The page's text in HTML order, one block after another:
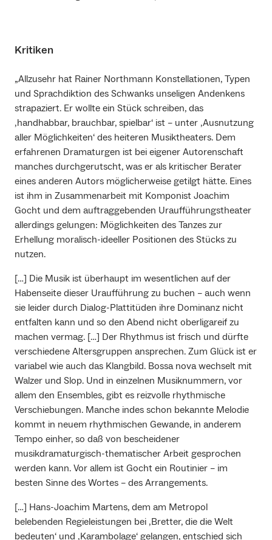
Kritiken
„Allzusehr hat Rainer Northmann Konstellationen, Typen
und Sprachdiktion des Schwanks unseligen Andenkens
strapaziert. Er wollte ein Stück schreiben, das
‚handhabbar, brauchbar, spielbar‘ ist – unter ‚Ausnutzung
aller Möglichkeiten‘ des heiteren Musiktheaters. Dem
erfahrenen Dramaturgen ist bei eigener Autorenschaft
manches durchgerutscht, was er als kritischer Berater
eines anderen Autors möglicherweise getilgt hätte. Eines
ist ihm in Zusammenarbeit mit Komponist Joachim
Gocht und dem auftraggebenden Uraufführungstheater
allerdings gelungen: Möglichkeiten des Tanzes zur
Erhellung moralisch-ideeller Positionen des Stücks zu
nutzen.
[…] Die Musik ist überhaupt im wesentlichen auf der
Habenseite dieser Uraufführung zu buchen – auch wenn
sie leider durch Dialog-Plattitüden ihre Dominanz nicht
entfalten kann und so den Abend nicht oberligareif zu
machen vermag. […] Der Rhythmus ist frisch und dürfte
verschiedene Altersgruppen ansprechen. Zum Glück ist er
variabel wie auch das Klangbild. Bossa nova wechselt mit
Walzer und Slop. Und in einzelnen Musiknummern, vor
allem den Ensembles, gibt es reizvolle rhythmische
Verschiebungen. Manche indes schon bekannte Melodie
kommt in neuem rhythmischen Gewande, in anderem
Tempo einher, so daß von bescheidener
musikdramaturgisch-thematischer Arbeit gesprochen
werden kann. Vor allem ist Gocht ein Routinier – im
besten Sinne des Wortes – des Arrangements.
[…] Hans-Joachim Martens, dem am Metropol
belebenden Regieleistungen bei ‚Bretter, die die Welt
bedeuten‘ und ‚Karambolage‘ gelangen, entschied sich